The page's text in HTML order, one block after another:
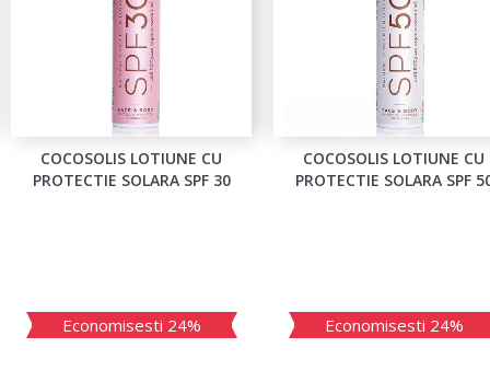
COCOSOLIS LOTIUNE CU
PROTECTIE SOLARA SPF 30
Economisesti 24%
COCOSOLIS LOTIUNE CU
PROTECTIE SOLARA SPF
Economisesti 24%